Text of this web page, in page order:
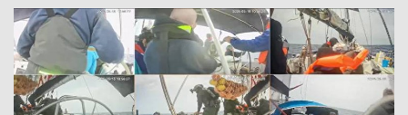
FOTO GALERİ
VİDEO GALERİ
KÜNYE